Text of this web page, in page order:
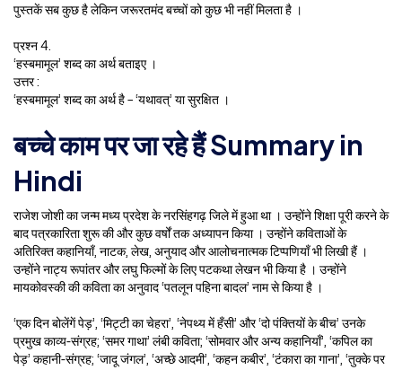
पुस्तकें सब कुछ है लेकिन जरूरतमंद बच्चों को कुछ भी नहीं मिलता है ।
प्रश्न 4.
‘हस्बमामूल’ शब्द का अर्थ बताइए ।
उत्तर :
‘हस्बमामूल’ शब्द का अर्थ है – ‘यथावत्’ या सुरक्षित ।
बच्चे काम पर जा रहे हैं Summary in
Hindi
राजेश जोशी का जन्म मध्य प्रदेश के नरसिंहगढ़ जिले में हुआ था । उन्होंने शिक्षा पूरी करने के
बाद पत्रकारिता शुरू की और कुछ वर्षों तक अध्यापन किया । उन्होंने कविताओं के
अतिरिक्त कहानियाँ, नाटक, लेख, अनुयाद और आलोचनात्मक टिप्पणियाँ भी लिखी हैं ।
उन्होंने नाट्य रूपांतर और लघु फिल्मों के लिए पटकथा लेखन भी किया है । उन्होंने
मायकोवस्की की कविता का अनुवाद ‘पतलून पहिना बादल’ नाम से किया है ।
‘एक दिन बोलेंगें पेड़’, ‘मिट्टी का चेहरा’, ‘नेपथ्य में हँसी’ और ‘दो पंक्तियों के बीच’ उनके
प्रमुख काव्य-संग्रह; ‘समर गाथा’ लंबी कविता; ‘सोमवार और अन्य कहानियाँ’, ‘कपिल का
पेड़’ कहानी-संग्रह; ‘जादू जंगल’, ‘अच्छे आदमी’, ‘कहन कबीर’, ‘टंकारा का गाना’, ‘तुक्के पर